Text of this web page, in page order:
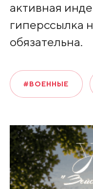
активная
гиперссылка
обязательна.
#ВОЕННЫЕ